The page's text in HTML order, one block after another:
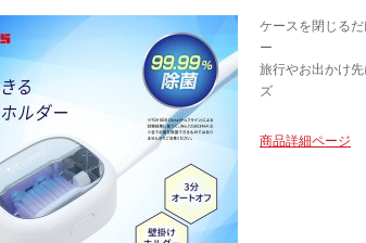
ケースを閉じる
ー
旅行やお出かけ
ズ
商品詳細ページ